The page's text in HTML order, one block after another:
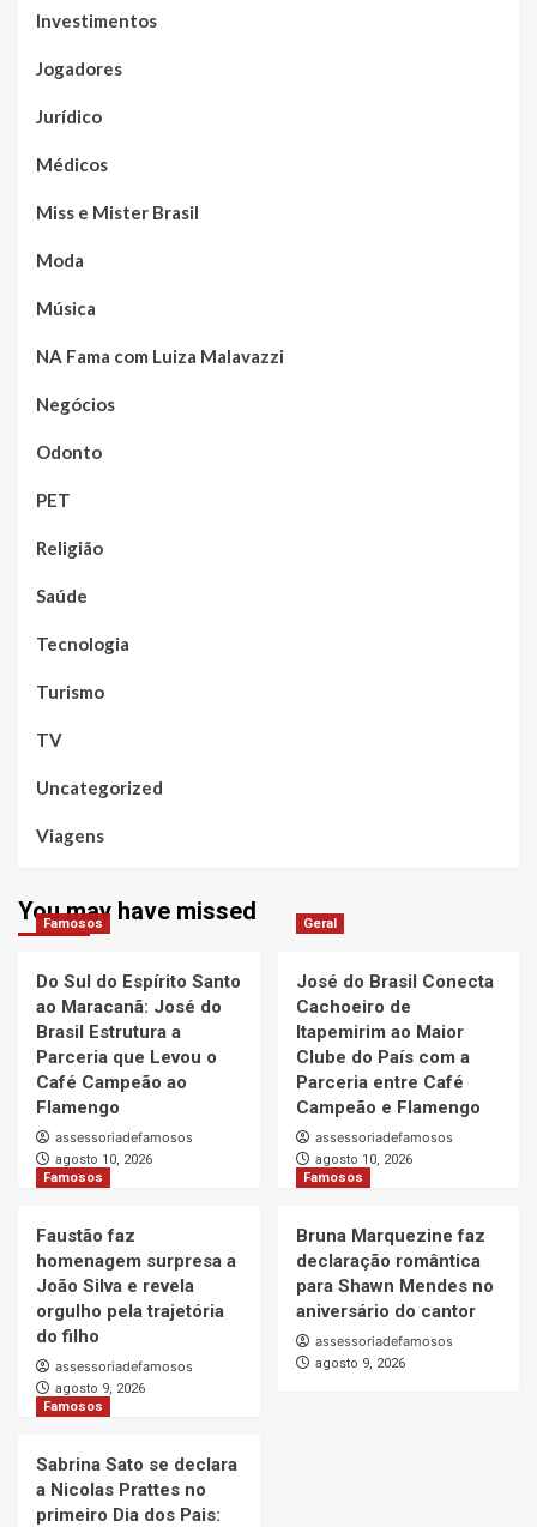
Investimentos
Jogadores
Jurídico
Médicos
Miss e Mister Brasil
Moda
Música
NA Fama com Luiza Malavazzi
Negócios
Odonto
PET
Religião
Saúde
Tecnologia
Turismo
TV
Uncategorized
Viagens
You may have missed
Famosos
Do Sul do Espírito Santo
ao Maracanã: José do
Brasil Estrutura a
Parceria que Levou o
Café Campeão ao
Flamengo
assessoriadefamosos
agosto 10, 2026
Geral
José do Brasil Conecta
Cachoeiro de
Itapemirim ao Maior
Clube do País com a
Parceria entre Café
Campeão e Flamengo
assessoriadefamosos
agosto 10, 2026
Famosos
Faustão faz
homenagem surpresa a
João Silva e revela
orgulho pela trajetória
do filho
assessoriadefamosos
agosto 9, 2026
Famosos
Bruna Marquezine faz
declaração romântica
para Shawn Mendes no
aniversário do cantor
assessoriadefamosos
agosto 9, 2026
Famosos
Sabrina Sato se declara
a Nicolas Prattes no
primeiro Dia dos Pais: